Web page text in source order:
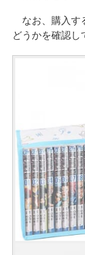
なお、購入す
どうかを確認し